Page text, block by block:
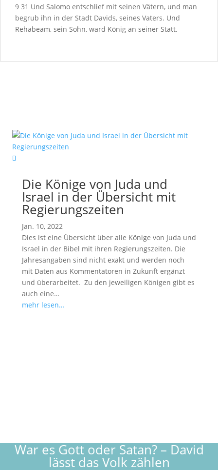
9 31 Und Salomo entschlief mit seinen Vätern, und man
begrub ihn in der Stadt Davids, seines Vaters. Und
Rehabeam, sein Sohn, ward König an seiner Statt.
Die Könige von Juda und
Israel in der Übersicht mit
Regierungszeiten
Jan. 10, 2022
Dies ist eine Übersicht über alle Könige von Juda und
Israel in der Bibel mit ihren Regierungszeiten. Die
Jahresangaben sind nicht exakt und werden noch
mit Daten aus Kommentatoren in Zukunft ergänzt
und überarbeitet. Zu den jeweiligen Königen gibt es
auch eine…
mehr lesen…
War es Gott oder Satan? – David
lässt das Volk zählen